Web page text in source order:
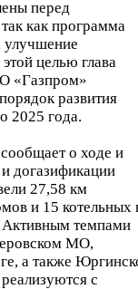
перед
как программа
улучшение
целью глава
«Газпром»
развития
2025 года.
о ходе и
догазификации
27,58 км
и 15 котельных
Активным темпами
МО,
а также
с